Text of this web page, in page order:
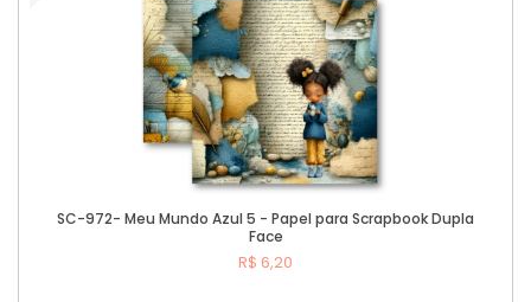
SC-972- Meu Mundo Azul 5 - Papel para Scrapbook Dupla
Face
R$ 6,20